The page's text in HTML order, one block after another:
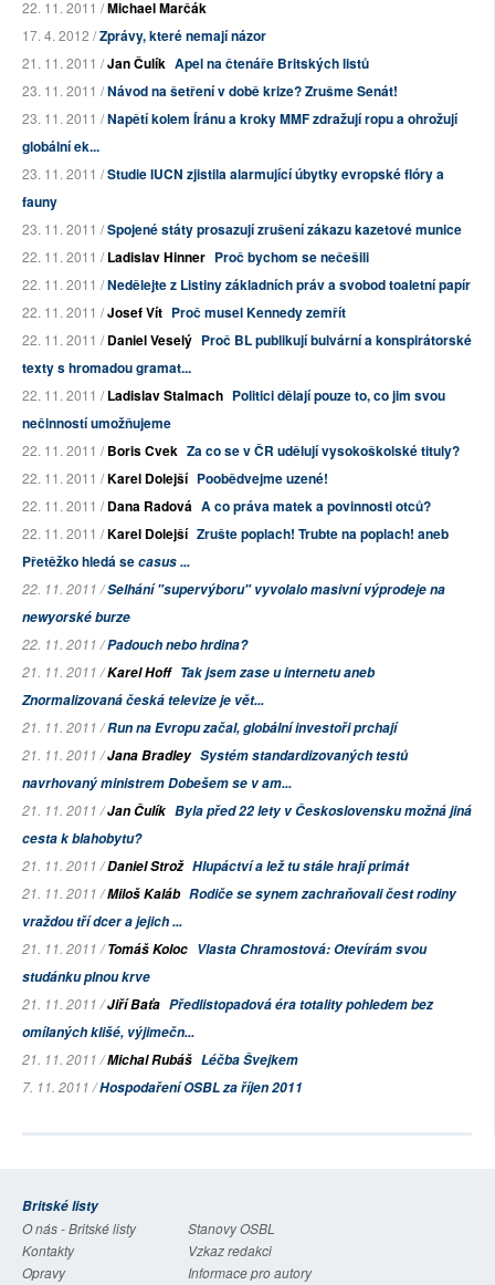
22. 11. 2011 /Michael Marčák
17. 4. 2012 /Zprávy, které nemají názor
21. 11. 2011 /Jan Čulík Apel na čtenáře Britských listů
23. 11. 2011 /Návod na šetření v době krize? Zrušme Senát!
23. 11. 2011 /Napětí kolem Íránu a kroky MMF zdražují ropu a ohrožují
globální ek...
23. 11. 2011 /Studie IUCN zjistila alarmující úbytky evropské flóry a
fauny
23. 11. 2011 /Spojené státy prosazují zrušení zákazu kazetové munice
22. 11. 2011 /Ladislav Hinner Proč bychom se nečešili
22. 11. 2011 /Nedělejte z Listiny základních práv a svobod toaletní papír
22. 11. 2011 /Josef Vít Proč musel Kennedy zemřít
22. 11. 2011 /Daniel Veselý Proč BL publikují bulvární a konspirátorské
texty s hromadou gramat...
22. 11. 2011 /Ladislav Stalmach Politici dělají pouze to, co jim svou
nečinností umožňujeme
22. 11. 2011 /Boris Cvek Za co se v ČR udělují vysokoškolské tituly?
22. 11. 2011 /Karel Dolejší Poobědvejme uzené!
22. 11. 2011 /Dana Radová A co práva matek a povinnosti otců?
22. 11. 2011 /Karel Dolejší Zrušte poplach! Trubte na poplach! aneb
Přetěžko hledá secasus ...
22. 11. 2011 /Selhání "supervýboru" vyvolalo masivní výprodeje na
newyorské burze
22. 11. 2011 /Padouch nebo hrdina?
21. 11. 2011 /Karel Hoff Tak jsem zase u internetu aneb
Znormalizovaná česká televize je vět...
21. 11. 2011 /Run na Evropu začal, globální investoři prchají
21. 11. 2011 /Jana Bradley Systém standardizovaných testů
navrhovaný ministrem Dobešem se v am...
21. 11. 2011 /Jan Čulík Byla před 22 lety v Československu možná jiná
cesta k blahobytu?
21. 11. 2011 /Daniel Strož Hlupáctví a lež tu stále hrají primát
21. 11. 2011 /Miloš Kaláb Rodiče se synem zachraňovali čest rodiny
vraždou tří dcer a jejich ...
21. 11. 2011 /Tomáš Koloc Vlasta Chramostová: Otevírám svou
studánku plnou krve
21. 11. 2011 /Jiří Baťa Předlistopadová éra totality pohledem bez
omílaných klišé, výjimečn...
21. 11. 2011 /Michal Rubáš Léčba Švejkem
7. 11. 2011 /Hospodaření OSBL za říjen 2011
Britské listy
O nás - Britské listy
Stanovy OSBL
Kontakty
Vzkaz redakci
Opravy
Informace pro autory